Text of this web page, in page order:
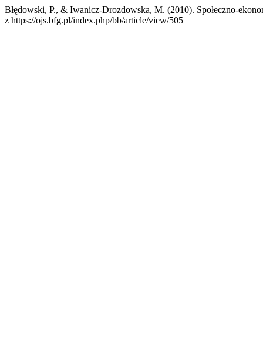
Błędowski, P., & Iwanicz-Drozdowska, M. (2010). Społeczno-
z https://ojs.bfg.pl/index.php/bb/article/view/505